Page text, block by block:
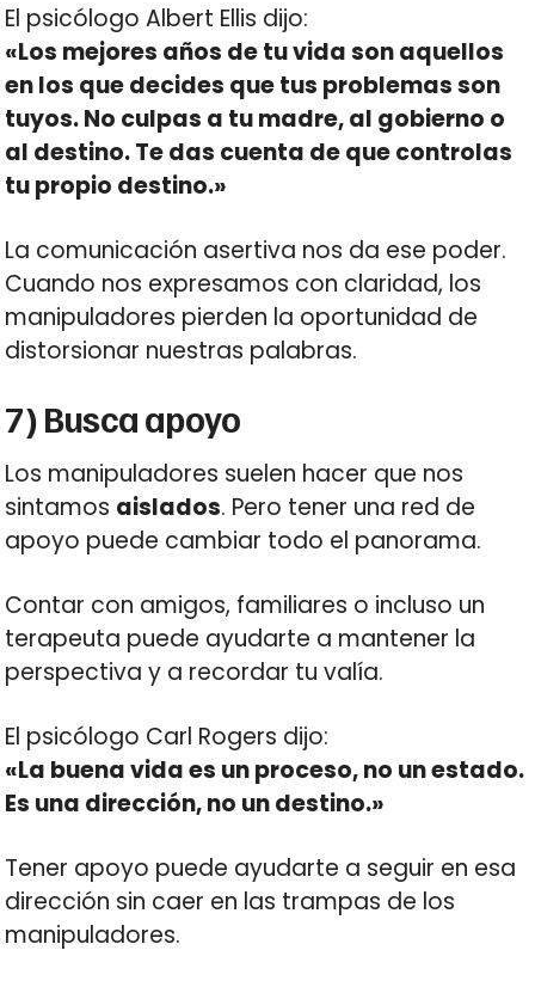
El psicólogo Albert Ellis dijo:
«Los mejores años de tu vida son aquellos
en los que decides que tus problemas son
tuyos. No culpas a tu madre, al gobierno o
al destino. Te das cuenta de que controlas
tu propio destino.»
La comunicación asertiva nos da ese poder.
Cuando nos expresamos con claridad, los
manipuladores pierden la oportunidad de
distorsionar nuestras palabras.
7) Busca apoyo
Los manipuladores suelen hacer que nos
sintamos aislados. Pero tener una red de
apoyo puede cambiar todo el panorama.
Contar con amigos, familiares o incluso un
terapeuta puede ayudarte a mantener la
perspectiva y a recordar tu valía.
El psicólogo Carl Rogers dijo:
«La buena vida es un proceso, no un estado.
Es una dirección, no un destino.»
Tener apoyo puede ayudarte a seguir en esa
dirección sin caer en las trampas de los
manipuladores.